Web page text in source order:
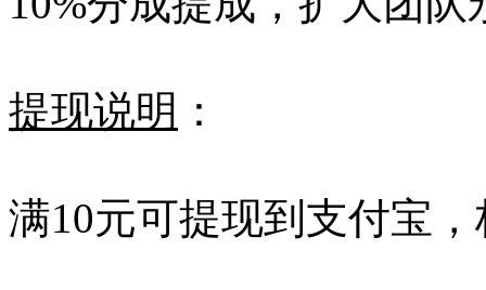
提现说明 ：
满10元可提现到支付宝